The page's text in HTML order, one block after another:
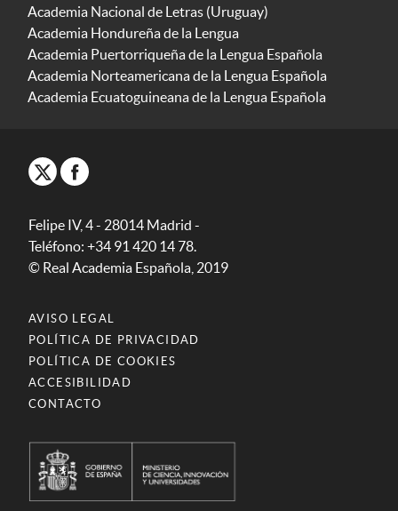
Academia Nacional de Letras (Uruguay)
Academia Hondureña de la Lengua
Academia Puertorriqueña de la Lengua Española
Academia Norteamericana de la Lengua Española
Academia Ecuatoguineana de la Lengua Española
Felipe IV, 4 - 28014 Madrid -
Teléfono: +34 91 420 14 78.
© Real Academia Española, 2019
AVISO LEGAL
POLÍTICA DE PRIVACIDAD
POLÍTICA DE COOKIES
ACCESIBILIDAD
CONTACTO